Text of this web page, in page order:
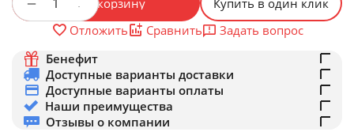
Отложить
Сравнить
Задать вопрос
Бенефит
Доступные варианты доставки
Доступные варианты оплаты
Наши преимущества
Отзывы о компании